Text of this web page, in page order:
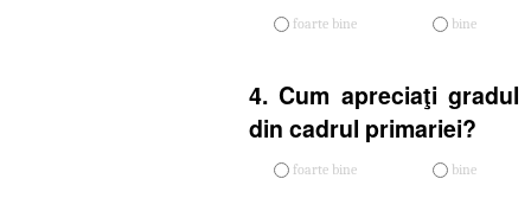
foarte bine bine
4. Cum apreciaţi
din cadrul primariei?
foarte bine bine